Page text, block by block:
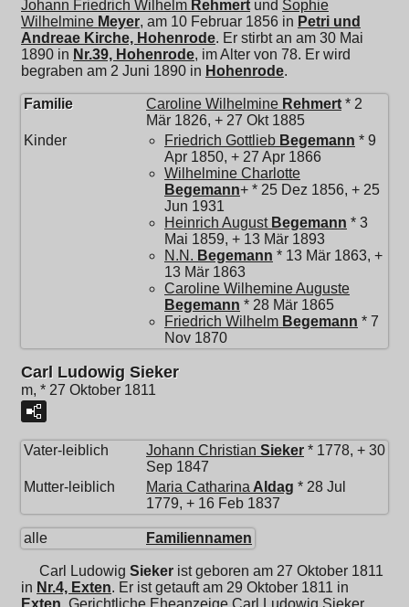
Johann Friedrich Wilhelm Rehmert und Sophie
Wilhelmine Meyer, am 10 Februar 1856 in Petri und
Andreae Kirche, Hohenrode. Er stirbt an am 30 Mai
1890 in Nr.39, Hohenrode, im Alter von 78. Er wird
begraben am 2 Juni 1890 in Hohenrode.
Familie Caroline Wilhelmine Rehmert * 2
Mär 1826, + 27 Okt 1885
Kinder
Friedrich Gottlieb Begemann * 9
Apr 1850, + 27 Apr 1866
Wilhelmine Charlotte
Begemann+ * 25 Dez 1856, + 25
Jun 1931
Heinrich August Begemann * 3
Mai 1859, + 13 Mär 1893
N.N. Begemann * 13 Mär 1863, +
13 Mär 1863
Caroline Wilhemine Auguste
Begemann * 28 Mär 1865
Friedrich Wilhelm Begemann * 7
Nov 1870
Carl Ludowig Sieker
m, * 27 Oktober 1811
Vater-leiblich Johann Christian Sieker * 1778, + 30
Sep 1847
Mutter-leiblich
Maria Catharina Aldag * 28 Jul
1779, + 16 Feb 1837
alle Familiennamen
Carl Ludowig Sieker ist geboren am 27 Oktober 1811
in Nr.4, Exten. Er ist getauft am 29 Oktober 1811 in
Exten. Gerichtliche Eheanzeige Carl Ludowig Sieker